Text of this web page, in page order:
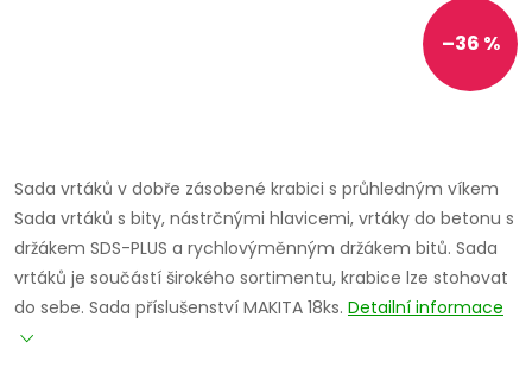
–36 %
Sada vrtáků v dobře zásobené krabici s průhledným víkem
Sada vrtáků s bity, nástrčnými hlavicemi, vrtáky do betonu s
držákem SDS-PLUS a rychlovýměnným držákem bitů. Sada
vrtáků je součástí širokého sortimentu, krabice lze stohovat
do sebe. Sada příslušenství MAKITA 18ks. Detailní informace